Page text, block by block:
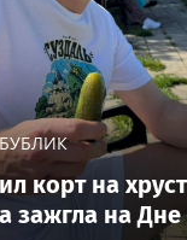
корт на
зажгла на